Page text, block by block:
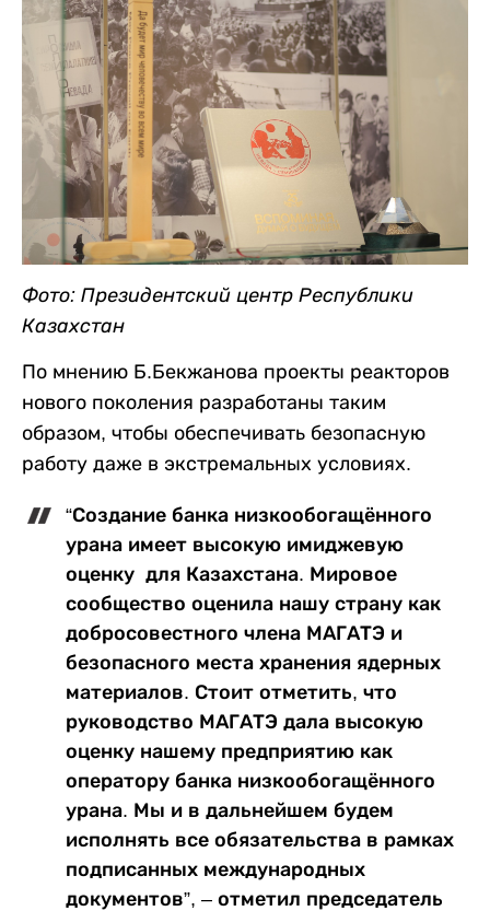
Фото: Президентский центр Республики
Казахстан
По мнению Б.Бекжанова проекты реакторов
нового поколения разработаны таким
образом, чтобы обеспечивать безопасную
работу даже в экстремальных условиях.
“Создание банка низкообогащённого
урана имеет высокую имиджевую
оценку для Казахстана. Мировое
сообщество оценила нашу страну как
добросовестного члена МАГАТЭ и
безопасного места хранения ядерных
материалов. Стоит отметить, что
руководство МАГАТЭ дала высокую
оценку нашему предприятию как
оператору банка низкообогащённого
урана. Мы и в дальнейшем будем
исполнять все обязательства в рамках
подписанных международных
документов”, – отметил председатель